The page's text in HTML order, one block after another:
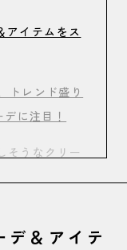
アイテムをス
トレンド盛り
に注目！
そうなクリー
＆アイテ